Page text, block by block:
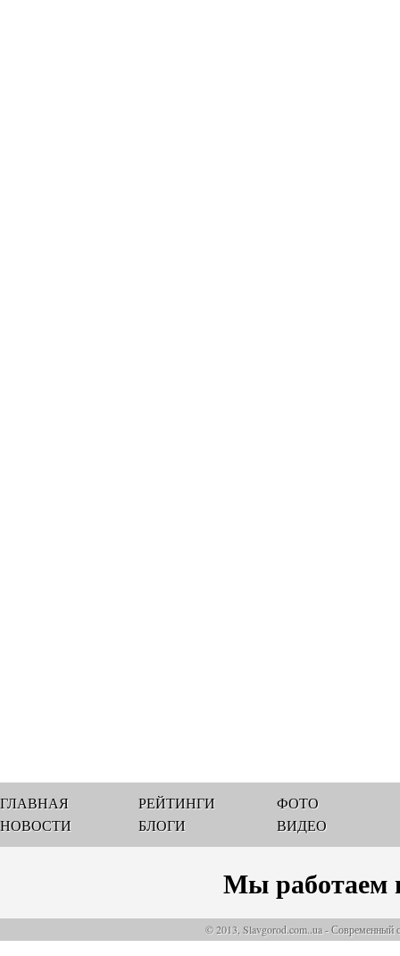
ГЛАВНАЯ
НОВОСТИ
РЕЙТИНГИ
БЛОГИ
ФОТО
ВИДЕО
Мы работаем
© 2013, Slavgorod.com..ua - Современный